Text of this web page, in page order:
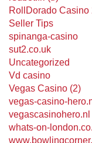
RollDorado Casino
Seller Tips
spinanga-casino
sut2.co.uk
Uncategorized
Vd casino
Vegas Casino (2)
vegas-casino-
vegascasinohero.nl
whats-on-